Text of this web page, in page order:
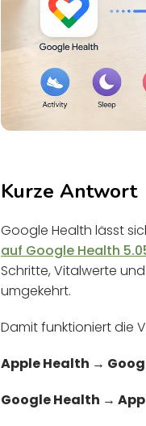
Kurze Antwort
Google Health lässt
auf Google Health
Schritte, Vitalwerte
umgekehrt.
Damit funktioniert die
Apple Health →
Google Health →